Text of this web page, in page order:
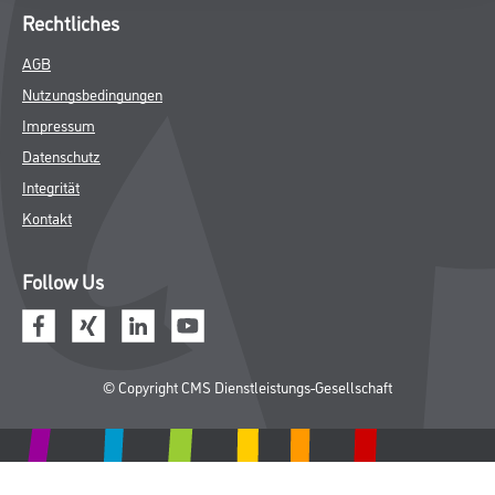
Rechtliches
AGB
Nutzungsbedingungen
Impressum
Datenschutz
Integrität
Kontakt
Follow Us
© Copyright CMS Dienstleistungs-Gesellschaft